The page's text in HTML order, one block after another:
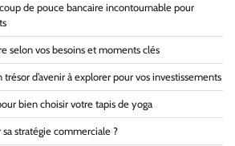
de pouce bancaire incontournable pour
selon vos besoins et moments clés
d’avenir à explorer pour vos investissements
bien choisir votre tapis de yoga
stratégie commerciale ?